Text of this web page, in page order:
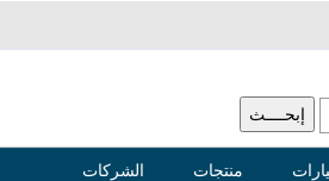
منتجات الشركات